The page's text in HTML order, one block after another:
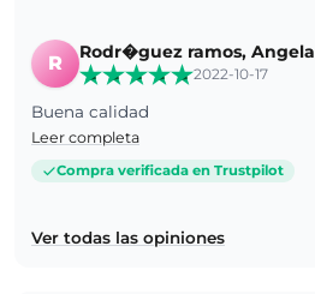
R
Rodr�guez ramos, Angela
2022-10-17
Buena calidad
Leer completa
Compra verificada en Trustpilot
Ver todas las opiniones